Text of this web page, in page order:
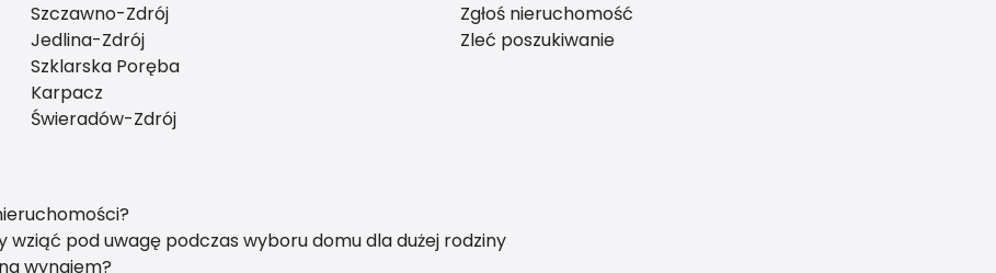
Szczawno-Zdrój
Jedlina-Zdrój
Szklarska Poręba
Karpacz
Świeradów-Zdrój
Zgłoś nieruchomość
Zleć poszukiwanie
wziąć pod uwagę podczas wyboru domu dla dużej rodziny
wynajem?